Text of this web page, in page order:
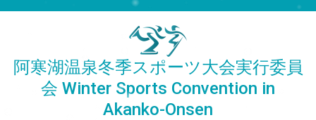
阿寒湖温泉冬季スポーツ大会実行委員
会 Winter Sports Convention in
Akanko-Onsen